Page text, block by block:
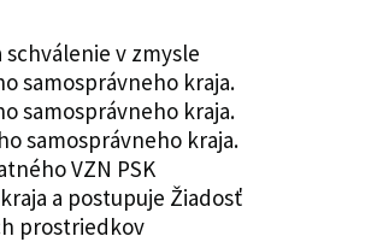
v zmysle
samosprávneho kraja.
samosprávneho kraja.
samosprávneho kraja.
VZN PSK
a postupuje Žiadosť
prostriedkov